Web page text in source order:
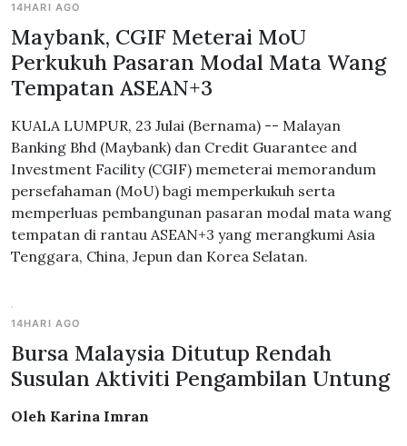
14HARI AGO
Maybank, CGIF Meterai MoU
Perkukuh Pasaran Modal Mata Wang
Tempatan ASEAN+3
KUALA LUMPUR, 23 Julai (Bernama) -- Malayan
Banking Bhd (Maybank) dan Credit Guarantee and
Investment Facility (CGIF) memeterai memorandum
persefahaman (MoU) bagi memperkukuh serta
memperluas pembangunan pasaran modal mata wang
tempatan di rantau ASEAN+3 yang merangkumi Asia
Tenggara, China, Jepun dan Korea Selatan.
14HARI AGO
Bursa Malaysia Ditutup Rendah
Susulan Aktiviti Pengambilan Untung
Oleh Karina Imran